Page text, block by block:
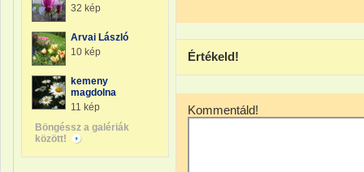
32 kép
Arvai László
10 kép
kemeny
magdolna
11 kép
Böngéssz a galériák
között!
Értékeld!
Kommentáld!